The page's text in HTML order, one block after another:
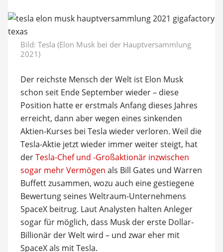
Bild: Tesla (Elon Musk bei der Hauptversammlung
2021)
Der reichste Mensch der Welt ist Elon Musk
schon seit Ende September wieder – diese
Position hatte er erstmals Anfang dieses Jahres
erreicht, dann aber wegen eines sinkenden
Aktien-Kurses bei Tesla wieder verloren. Weil die
Tesla-Aktie jetzt wieder immer weiter steigt, hat
derTesla-Chef und -Großaktionär inzwischen
sogar mehr Vermögen als Bill Gates und Warren
Buffett zusammen, wozu auch eine gestiegene
Bewertung seines Weltraum-Unternehmens
SpaceX beitrug. Laut Analysten halten Anleger
sogar für möglich, dass Musk der erste Dollar-
Billionär der Welt wird – und zwar eher mit
SpaceX als mit Tesla.